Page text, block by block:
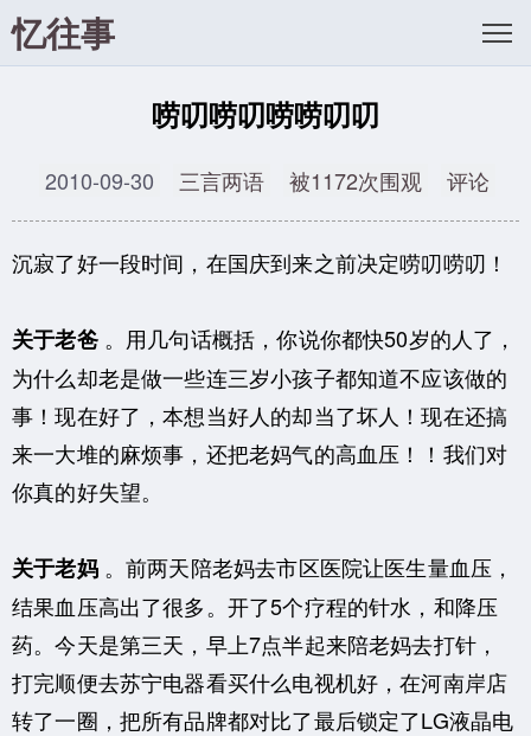
忆往事
唠叨唠叨唠唠叨叨
2010-09-30 三言两语 被1172次围观 评论
沉寂了好一段时间，在国庆到来之前决定唠叨唠叨！
关于老爸。用几句话概括，你说你都快50岁的人了，
为什么却老是做一些连三岁小孩子都知道不应该做的
事！现在好了，本想当好人的却当了坏人！现在还搞
来一大堆的麻烦事，还把老妈气的高血压！！我们对
你真的好失望。
关于老妈。前两天陪老妈去市区医院让医生量血压，
结果血压高出了很多。开了5个疗程的针水，和降压
药。今天是第三天，早上7点半起来陪老妈去打针，
打完顺便去苏宁电器看买什么电视机好，在河南岸店
转了一圈，把所有品牌都对比了最后锁定了LG液晶电